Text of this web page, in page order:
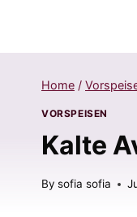
Home /
VORSPEISEN
Kalte
By sofia sofia